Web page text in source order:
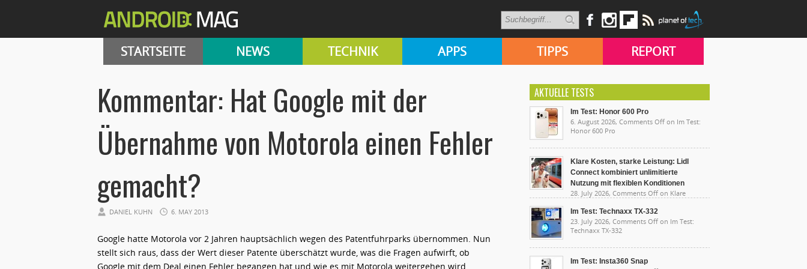
STARTSEITE NEWS TECHNIK APPS TIPPS REPORT
Kommentar: Hat Google mit der
Übernahme von Motorola einen Fehler
gemacht?
DANIEL KUHN 6. MAY 2013
Google hatte Motorola vor 2 Jahren hauptsächlich wegen des Patentfuhrparks übernommen. Nun
stellt sich raus, dass der Wert dieser Patente überschätzt wurde, was die Fragen aufwirft, ob
Google mit dem Deal einen Fehler begangen hat und wie es mit Motorola weitergehen wird.
AKTUELLE TESTS
Im Test: Honor 600 Pro
6. August 2026, Comments Off on Im Test:
Honor 600 Pro
Klare Kosten, starke Leistung: Lidl
Connect kombiniert unlimitierte
Nutzung mit flexiblen Konditionen
28. July 2026, Comments Off on Klare
unlimitierte Nutzung mit flexiblen Konditionen
Im Test: Technaxx TX-332
23. July 2026, Comments Off on Im Test:
Technaxx TX-332
Im Test: Insta360 Snap